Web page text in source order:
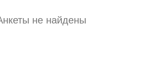
не найдены